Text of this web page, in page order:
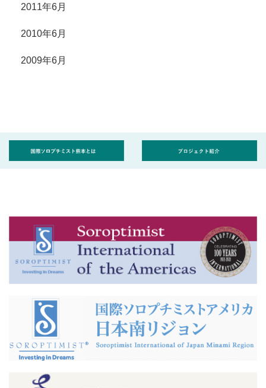
2011年6月
2010年6月
2009年6月